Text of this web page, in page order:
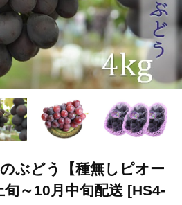
ぶどう【種無しピオー
～10月中旬配送 [HS4-